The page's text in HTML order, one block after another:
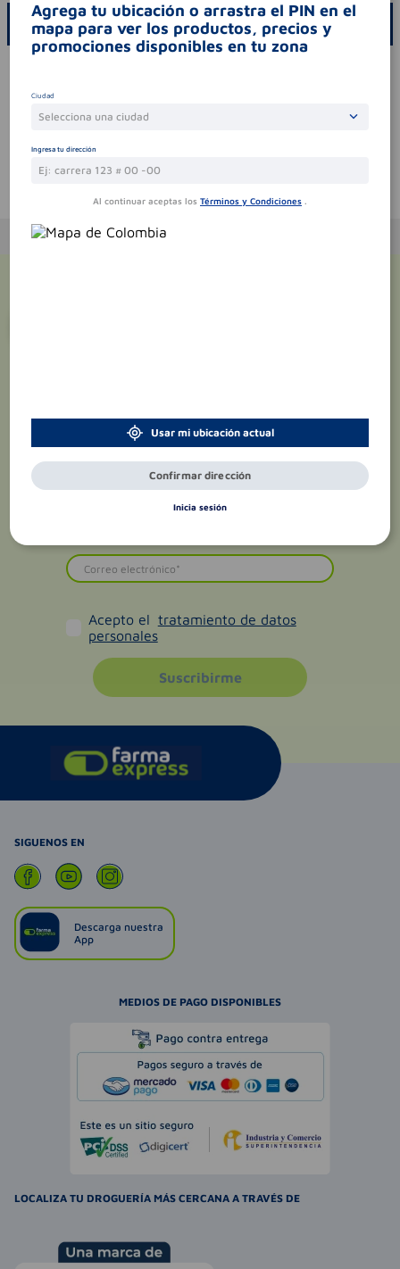
ESCRIBE UN COMENTARIO
Sin comentarios.
Acepto el tratamiento de datos
personales
Suscribirme
SIGUENOS EN
Descarga nuestra
App
MEDIOS DE PAGO DISPONIBLES
LOCALIZA TU DROGUERÍA MÁS CERCANA A TRAVÉS DE
Agrega tu ubicación o arrastra el PIN en el
mapa para ver los productos, precios y
promociones disponibles en tu zona
Ciudad
Selecciona una ciudad
Ingresa tu dirección
Al continuar aceptas los Términos y Condiciones .
Usar mi ubicación actual
Confirmar dirección
Inicia sesión